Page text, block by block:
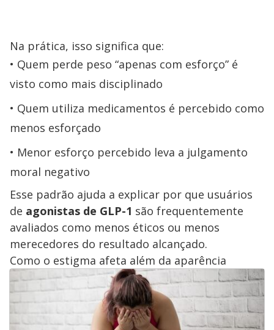
Na prática, isso significa que:
Quem perde peso “apenas com esforço” é
visto como mais disciplinado
Quem utiliza medicamentos é percebido como
menos esforçado
Menor esforço percebido leva a julgamento
moral negativo
Esse padrão ajuda a explicar por que usuários
de agonistas de GLP-1 são frequentemente
avaliados como menos éticos ou menos
merecedores do resultado alcançado.
Como o estigma afeta além da aparência